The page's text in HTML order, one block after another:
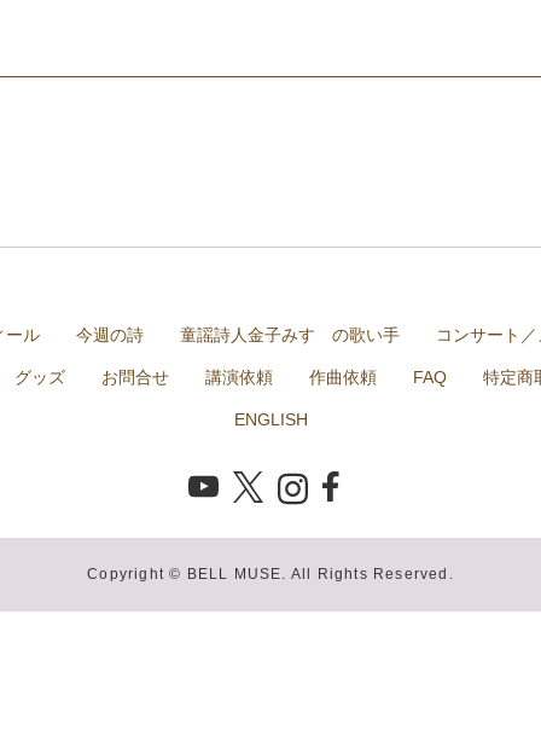
ール 今週の詩 童謡詩人金子みすゞの歌い手 コンサート
グッズ お問合せ 講演依頼 作曲依頼 FAQ 特定商
ENGLISH
Copyright © BELL MUSE. All Rights Reserved.